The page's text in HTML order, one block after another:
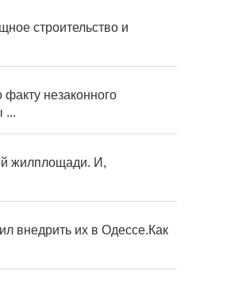
строительство и
незаконного
...
жилплощади. И,
внедрить их в Одессе.Как